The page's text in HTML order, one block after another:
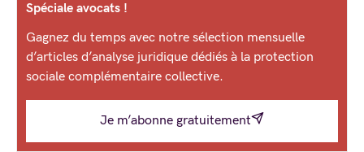
Spéciale avocats !
Gagnez du temps avec notre sélection mensuelle
d’articles d’analyse juridique dédiés à la protection
sociale complémentaire collective.
Je m’abonne gratuitement